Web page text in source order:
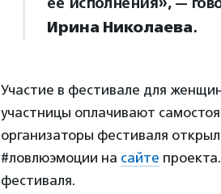
Ирина Николаева.
Участие в фестивале для
участницы оплачивают
организаторы фестиваля
#ловлюэмоции на сайте
фестиваля.